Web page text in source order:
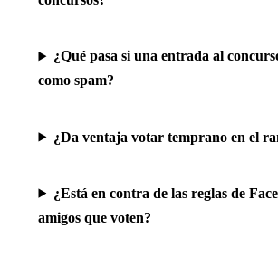
¿Qué pasa si una entrada al
como spam?
¿Da ventaja votar temprano en el
¿Está en contra de las reglas de
amigos que voten?